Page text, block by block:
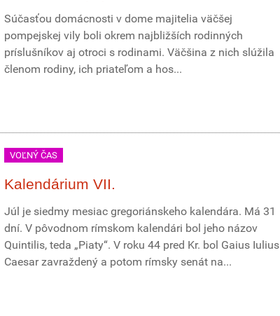
Súčasťou domácnosti v dome majitelia väčšej
pompejskej vily boli okrem najbližších rodinných
príslušníkov aj otroci s rodinami. Väčšina z nich slúžila
členom rodiny, ich priateľom a hos...
VOĽNÝ ČAS
Kalendárium VII.
Júl je siedmy mesiac gregoriánskeho kalendára. Má 31
dní. V pôvodnom rímskom kalendári bol jeho názov
Quintilis, teda „Piaty“. V roku 44 pred Kr. bol Gaius Iulius
Caesar zavraždený a potom rímsky senát na...